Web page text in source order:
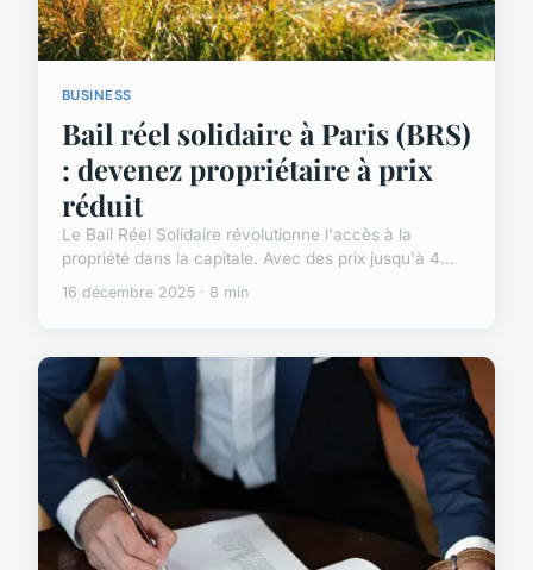
BUSINESS
Bail réel solidaire à Paris (BRS)
: devenez propriétaire à prix
réduit
Le Bail Réel Solidaire révolutionne l'accès à la
propriété dans la capitale. Avec des prix jusqu'à 4...
16 décembre 2025 · 8 min